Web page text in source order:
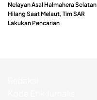
Nelayan Asal Halmahera Selatan
Hilang Saat Melaut, Tim SAR
Lakukan Pencarian